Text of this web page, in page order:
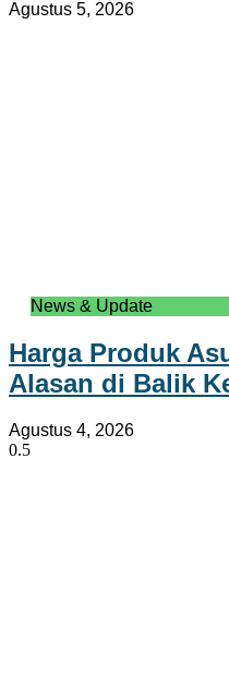
Agustus 5, 2026
News & Update
Harga Produk
Alasan di Balik
Agustus 4, 2026